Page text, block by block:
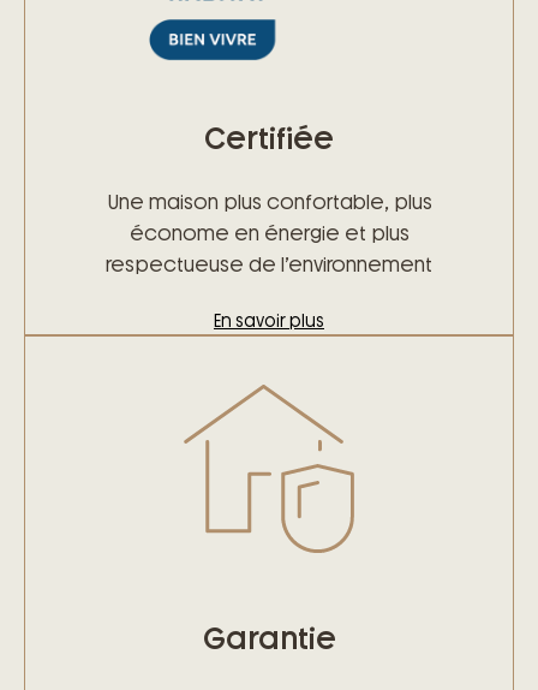
Certifiée
Une maison plus confortable, plus
économe en énergie et plus
respectueuse de l’environnement
En savoir plus
Garantie